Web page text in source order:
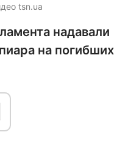
tsn.ua
надавали
на погибших